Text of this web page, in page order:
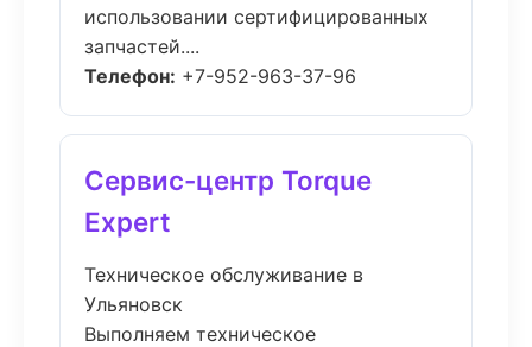
использовании сертифицированных
запчастей....
Телефон: +7-952-963-37-96
Сервис-центр Torque
Expert
Техническое обслуживание в
Ульяновск
Выполняем техническое